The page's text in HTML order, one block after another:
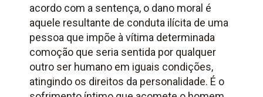
acordo com a sentença, o dano moral é
aquele resultante de conduta ilícita de uma
pessoa que impõe à vítima determinada
comoção que seria sentida por qualquer
outro ser humano em iguais condições,
atingindo os direitos da personalidade. É o